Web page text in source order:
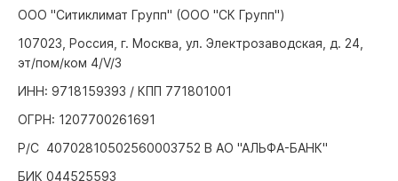
ООО "Ситиклимат Групп" (ООО "СК Групп")
107023, Россия, г. Москва, ул. Электрозаводская, д. 24,
эт/пом/ком 4/V/3
ИНН: 9718159393 / КПП 771801001
ОГРН: 1207700261691
Р/С 40702810502560003752 В АО "АЛЬФА-БАНК"
БИК 044525593